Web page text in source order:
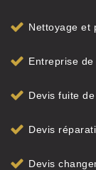
Nettoyage et
Entreprise
Devis fuite
Devis
Devis